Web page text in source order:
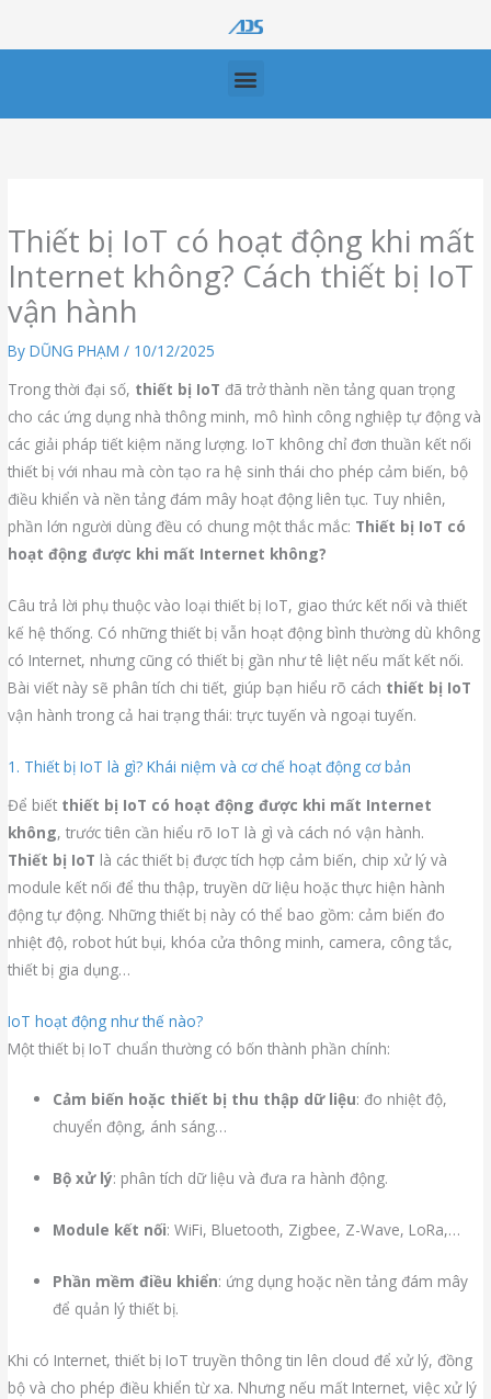
Menu
Thiết bị IoT có hoạt động khi mất
Internet không? Cách thiết bị IoT
vận hành
ByDŨNG PHẠM/ 10/12/2025
Trong thời đại số, thiết bị IoT đã trở thành nền tảng quan trọng
cho các ứng dụng nhà thông minh, mô hình công nghiệp tự động và
các giải pháp tiết kiệm năng lượng. IoT không chỉ đơn thuần kết nối
thiết bị với nhau mà còn tạo ra hệ sinh thái cho phép cảm biến, bộ
điều khiển và nền tảng đám mây hoạt động liên tục. Tuy nhiên,
phần lớn người dùng đều có chung một thắc mắc: Thiết bị IoT có
hoạt động được khi mất Internet không?
Câu trả lời phụ thuộc vào loại thiết bị IoT, giao thức kết nối và thiết
kế hệ thống. Có những thiết bị vẫn hoạt động bình thường dù không
có Internet, nhưng cũng có thiết bị gần như tê liệt nếu mất kết nối.
Bài viết này sẽ phân tích chi tiết, giúp bạn hiểu rõ cách thiết bị IoT
vận hành trong cả hai trạng thái: trực tuyến và ngoại tuyến.
1. Thiết bị IoT là gì? Khái niệm và cơ chế hoạt động cơ bản
Để biết thiết bị IoT có hoạt động được khi mất Internet
không, trước tiên cần hiểu rõ IoT là gì và cách nó vận hành.
Thiết bị IoT là các thiết bị được tích hợp cảm biến, chip xử lý và
module kết nối để thu thập, truyền dữ liệu hoặc thực hiện hành
động tự động. Những thiết bị này có thể bao gồm: cảm biến đo
nhiệt độ, robot hút bụi, khóa cửa thông minh, camera, công tắc,
thiết bị gia dụng…
IoT hoạt động như thế nào?
Một thiết bị IoT chuẩn thường có bốn thành phần chính:
Cảm biến hoặc thiết bị thu thập dữ liệu: đo nhiệt độ,
chuyển động, ánh sáng…
Bộ xử lý: phân tích dữ liệu và đưa ra hành động.
Module kết nối: WiFi, Bluetooth, Zigbee, Z-Wave, LoRa,…
Phần mềm điều khiển: ứng dụng hoặc nền tảng đám mây
để quản lý thiết bị.
Khi có Internet, thiết bị IoT truyền thông tin lên cloud để xử lý, đồng
bộ và cho phép điều khiển từ xa. Nhưng nếu mất Internet, việc xử lý